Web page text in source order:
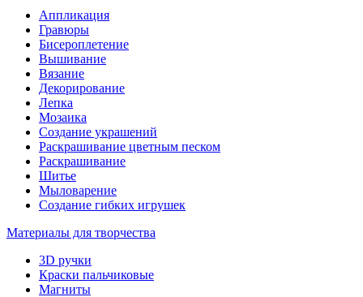
Аппликация
Гравюры
Бисероплетение
Вышивание
Вязание
Декорирование
Лепка
Мозаика
Создание украшений
Раскрашивание цветным песком
Раскрашивание
Шитье
Мыловарение
Создание гибких игрушек
Материалы для творчества
3D ручки
Краски пальчиковые
Магниты